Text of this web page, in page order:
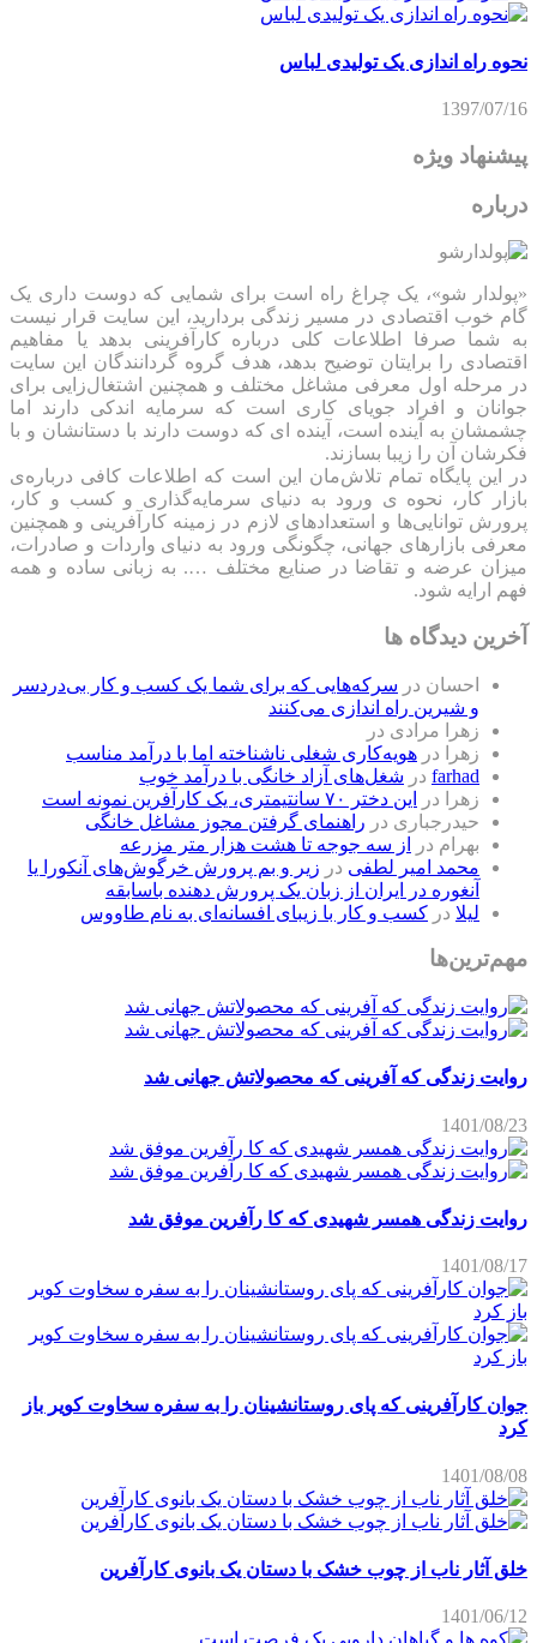
نحوه راه اندازی یک تولیدی لباس
1397/07/16
پیشنهاد ویژه
درباره
«پولدار شو»، یک چراغ راه است برای شمایی که دوست داری یک
گام خوب اقتصادی در مسیر زندگی بردارید، این سایت قرار نیست
به شما صرفا اطلاعات کلی درباره کارآفرینی بدهد یا مفاهیم
اقتصادی را برایتان توضیح بدهد، هدف گروه گردانندگان این سایت
در مرحله اول معرفی مشاغل مختلف و همچنین اشتغال‌زایی برای
جوانان و افراد جویای کاری است که سرمایه اندکی دارند اما
چشمشان به آینده است، آینده ای که دوست دارند با دستانشان و با
فکرشان آن را زیبا بسازند.
در این پایگاه تمام تلاش‌مان این است که ‌اطلاعات کافی درباره‌ی
بازار کار، نحوه ی ورود به دنیای سرمایه‌گذاری و کسب و کار،
پرورش توانایی‌ها و استعدادهای لازم در زمینه کارآفرینی و همچنین
معرفی بازارهای جهانی، چگونگی ورود به دنیای واردات و صادرات،
میزان عرضه و تقاضا در صنایع مختلف …. به زبانی ساده و همه
فهم ارایه شود.
آخرین دیدگاه ها
احسان در سرکه‌هایی که برای شما یک کسب و کار بی‌دردسر
و شیرین راه اندازی می‌کنند
زهرا مرادی در
زهرا
در هویه‌کاری شغلی ناشناخته اما با درآمد مناسب
farhad در شغل‌های آزاد خانگی با درآمد خوب
زهرا
در
این دختر ۷۰ سانتیمتری، یک کارآفرین نمونه است
حیدرجباری در راهنمای گرفتن مجوز مشاغل خانگی
بهرام در
از سه جوجه تا هشت هزار متر مزرعه
محمد امیر لطفی در زیر و بم پرورش خرگوش‌های آنکورا یا
آنغوره در ایران از زبان یک پرورش دهنده باسابقه
لیلا در کسب و کار با زیبای افسانه‌ای به نام طاووس
مهم‌ترین‌ها
روایت زندگی که آفرینی که محصولاتش جهانی شد
1401/08/23
روایت زندگی همسر شهیدی که کا رآفرین موفق شد
1401/08/17
جوان کارآفرینی که پای روستانشینان را به سفره سخاوت کویر باز
کرد
1401/08/08
خلق آثار ناب از چوب خشک با دستان یک بانوی کارآفرین
1401/06/12